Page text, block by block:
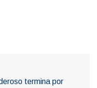
termina por